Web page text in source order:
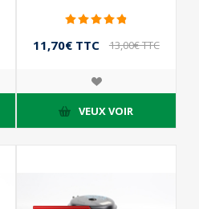
11,70€ TTC 13,00€ TTC
VEUX VOIR